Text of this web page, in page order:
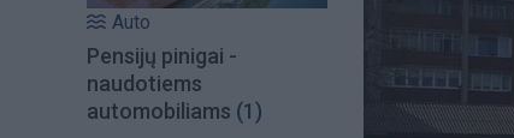
Auto
Pensijų pinigai -
naudotiems
automobiliams (1)